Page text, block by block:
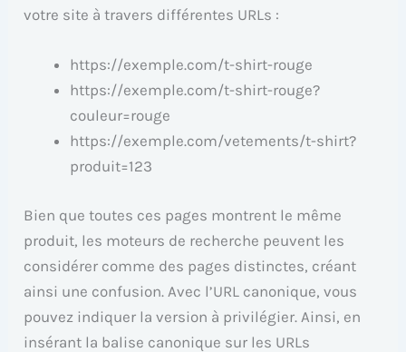
votre site à travers différentes URLs :
https://exemple.com/t-shirt-rouge
https://exemple.com/t-shirt-rouge?
couleur=rouge
https://exemple.com/vetements/t-shirt?
produit=123
Bien que toutes ces pages montrent le même
produit, les moteurs de recherche peuvent les
considérer comme des pages distinctes, créant
ainsi une confusion. Avec l’URL canonique, vous
pouvez indiquer la version à privilégier. Ainsi, en
insérant la balise canonique sur les URLs